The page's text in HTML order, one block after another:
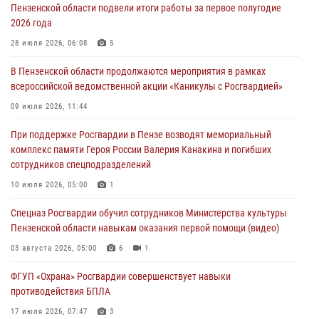
В Пензе при силовой поддержке Росгвардии пресечена
деятельность ОПГ, маскировавшейся под реабилитационный центр
В Управлении Росгвардии по Пензенской области подвели итоги
04 августа 2026, 06:08
Росгвардия обеспечила безопасность праздничных мероприятий в
День ВДВ в Пензе
Пензенской области подвели итоги работы за первое полугодие
2026 года
28 июля 2026, 06:08 5
В Пензенской области продолжаются мероприятия в рамках
всероссийской ведомственной акции «Каникулы с Росгвардией»
09 июля 2026, 11:44
При поддержке Росгвардии в Пензе возводят мемориальный
комплекс памяти Героя России Валерия Канакина и погибших
сотрудников спецподразделений
10 июля 2026, 05:00 1
Спецназ Росгвардии обучил сотрудников Министерства культуры
Пензенской области навыкам оказания первой помощи (видео)
03 августа 2026, 05:00 6 1
ФГУП «Охрана» Росгвардии совершенствует навыки
противодействия БПЛА
17 июля 2026, 07:47 3